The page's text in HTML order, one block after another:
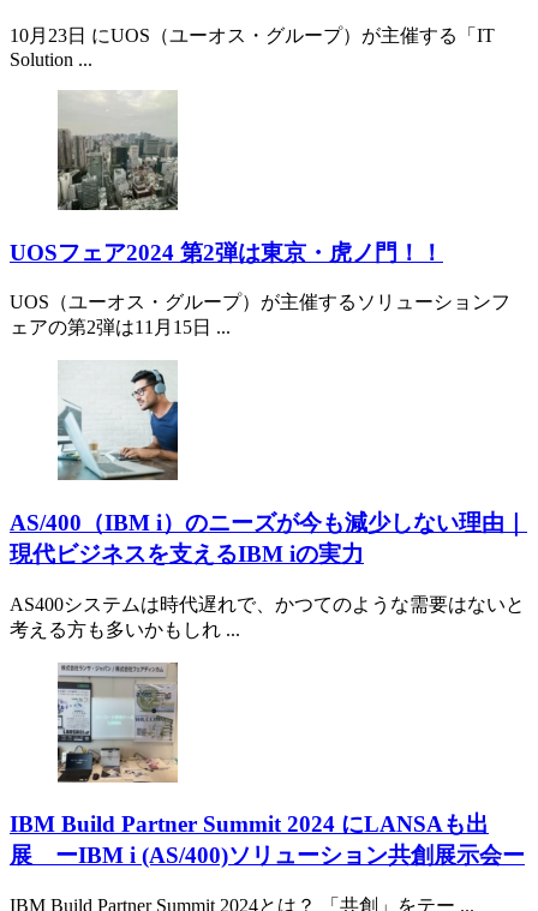
10月23日 にUOS（ユーオス・グループ）が主催する「IT
Solution ...
UOSフェア2024 第2弾は東京・虎ノ門！！
UOS（ユーオス・グループ）が主催するソリューションフ
ェアの第2弾は11月15日 ...
AS/400（IBM i）のニーズが今も減少しない理由｜
現代ビジネスを支えるIBM iの実力
AS400システムは時代遅れで、かつてのような需要はないと
考える方も多いかもしれ ...
IBM Build Partner Summit 2024 にLANSAも出
展 ーIBM i (AS/400)ソリューション共創展示会ー
IBM Build Partner Summit 2024とは？ 「共創」をテー ...